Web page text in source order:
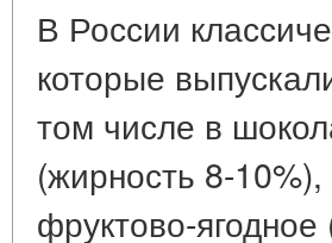
В России
которые
том числе в
(жирность 8-
фруктово-